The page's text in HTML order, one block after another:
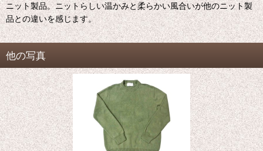
ニット製品。ニットらしい温かみと柔らかい風合いが他のニット製
品との違いを感じます。
他の写真